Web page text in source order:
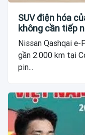
SUV điện hóa
không cần tiếp
Nissan Qashqai e-
gần 2.000 km tại
pin...